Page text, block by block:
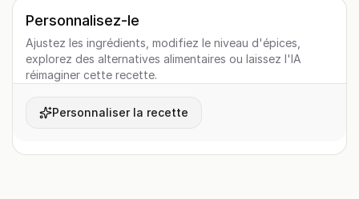
Personnalisez-le
Ajustez les ingrédients, modifiez le niveau d'épices,
explorez des alternatives alimentaires ou laissez l'IA
réimaginer cette recette.
Personnaliser la recette